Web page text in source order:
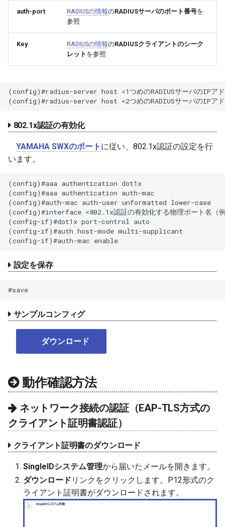
auth-port RADIUSの情報のRADIUSサーバのポート番号を
参照
Key RADIUSの情報のRADIUSクライアントのシーク
レット を参照
(config)#radius-server host <1つめのRADIUSサーバのIPアド
802.1x認証の有効化
YAMAHA SWXのポート に従い、802.1x認証の設定を行
います。
(config)#aaa authentication dot1x
(config)#aaa authentication auth-mac
(config)#auth-mac auth-user unformatted lower-case
(config)#interface <802.1x認証の有効化する物理ポート名（
(config-if)#dot1x port-control auto
(config-if)#auth host-mode multi-supplicant
設定を保存
サンプルコンフィグ
ダウンロード
動作確認方法
ネットワーク接続の認証（EAP-TLS方式の
クライアント証明書認証）
クライアント証明書のダウンロード
SingleIDシステム管理から届いたメールを開きます。
ダウンロード リンクをクリックします。P12形式のク
ライアント証明書がダウンロードされます。